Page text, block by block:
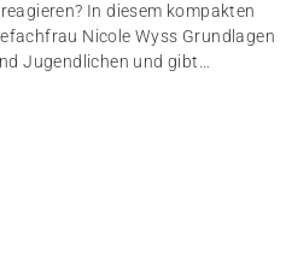
In diesem kompakten
Nicole Wyss Grundlagen
Jugendlichen und gibt